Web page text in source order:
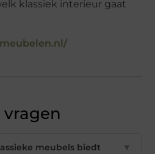
klassiek interieur gaat
meubels biedt
▼